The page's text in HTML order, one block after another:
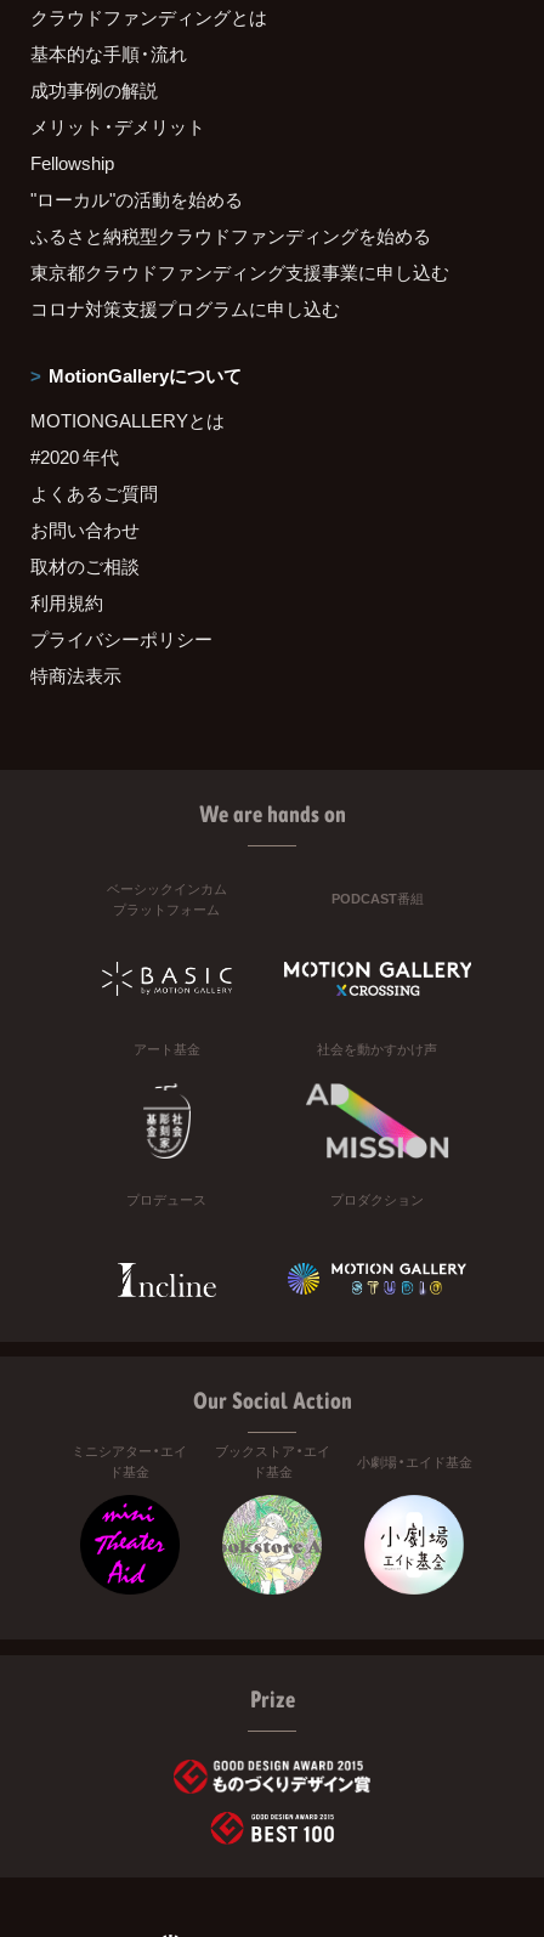
クラウドファンディングとは
基本的な手順・流れ
成功事例の解説
メリット・デメリット
Fellowship
"ローカル"の活動を始める
ふるさと納税型クラウドファンディングを始める
東京都クラウドファンディング支援事業に申し込む
コロナ対策支援プログラムに申し込む
MotionGalleryについて
MOTIONGALLERYとは
#2020 年代
よくあるご質問
お問い合わせ
取材のご相談
利用規約
プライバシーポリシー
特商法表示
We are hands on
ベーシックインカム
プラットフォーム
PODCAST番組
アート基金 社会を動かすかけ声
プロデュース プロダクション
Our Social Action
ミニシアター・エイ
ド基金
ブックストア・エイ
ド基金
小劇場・エイド基金
Prize